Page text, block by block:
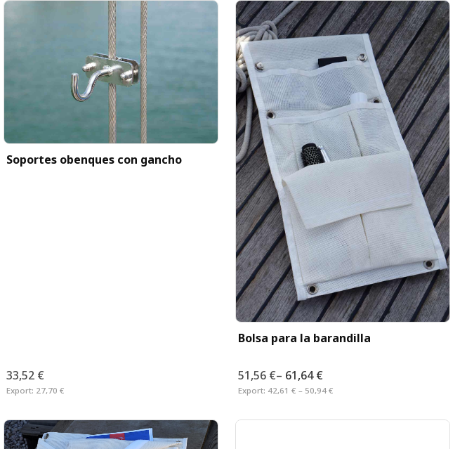
Soportes obenques con gancho
33,52 €
Export: 27,70 €
Bolsa para la barandilla
51,56 €– 61,64 €
Export: 42,61 € – 50,94 €